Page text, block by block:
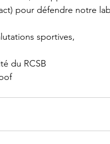
pour défendre notre
sportives,
du RCSB